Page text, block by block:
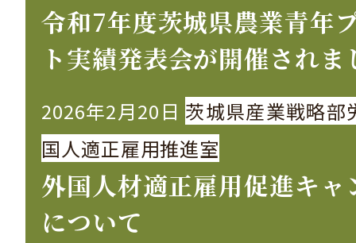
令和7年度茨城県農業青年
ト実績発表会が開催されま
2026年2月20日 茨城県産業戦略部
国人適正雇用推進室
外国人材適正雇用促進キャ
について